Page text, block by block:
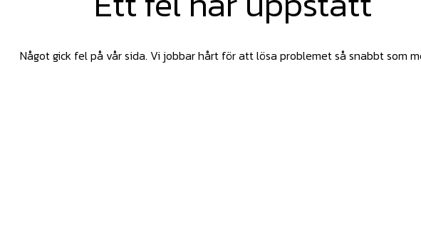
Något gick fel på vår sida. Vi jobbar hårt för att lösa problemet så snabbt som